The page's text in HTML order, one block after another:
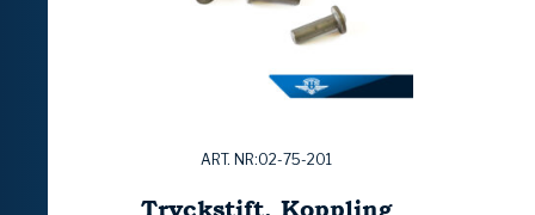
ART. NR:02-75-201